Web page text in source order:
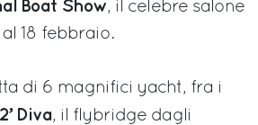
Boat Show, il celebre salone
18 febbraio.
di 6 magnifici yacht, fra i
Diva, il flybridge dagli